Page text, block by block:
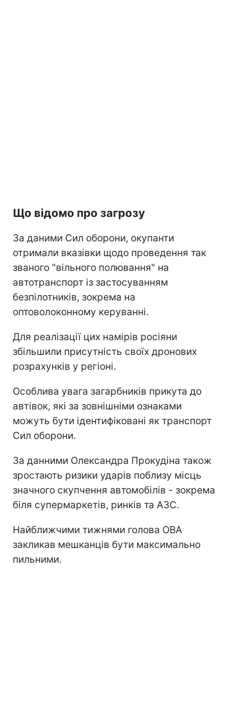
Що відомо про загрозу
За даними Сил оборони, окупанти
отримали вказівки щодо проведення так
званого "вільного полювання" на
автотранспорт із застосуванням
безпілотників, зокрема на
оптоволоконному керуванні.
Для реалізації цих намірів росіяни
збільшили присутність своїх дронових
розрахунків у регіоні.
Особлива увага загарбників прикута до
автівок, які за зовнішніми ознаками
можуть бути ідентифіковані як транспорт
Сил оборони.
За данними Олександра Прокудіна також
зростають ризики ударів поблизу місць
значного скупчення автомобілів - зокрема
біля супермаркетів, ринків та АЗС.
Найближчими тижнями голова ОВА
закликав мешканців бути максимально
пильними.